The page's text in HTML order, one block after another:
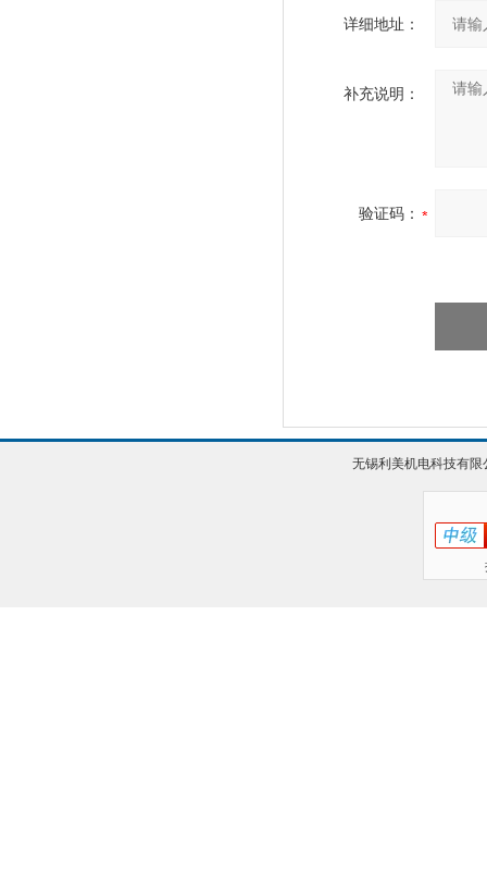
详细地址：
补充说明：
验证码：
无锡利美机电科技有